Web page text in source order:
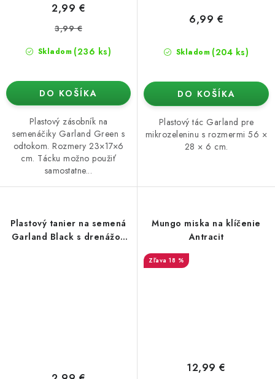
Skladom (236 ks)
2,99 €
3,99 €
DO KOŠÍKA
Plastový zásobník na
semenáčiky Garland Green s
odtokom. Rozmery 23×17×6
cm. Tácku možno použiť
samostatne...
Skladom (204 ks)
6,99 €
DO KOŠÍKA
Plastový tác Garland pre
mikrozeleninu s rozmermi 56 ×
28 × 6 cm.
Plastový tanier na semená
Garland Black s drenážou
Mungo miska na klíčenie
Antracit
18 %
12,99 €